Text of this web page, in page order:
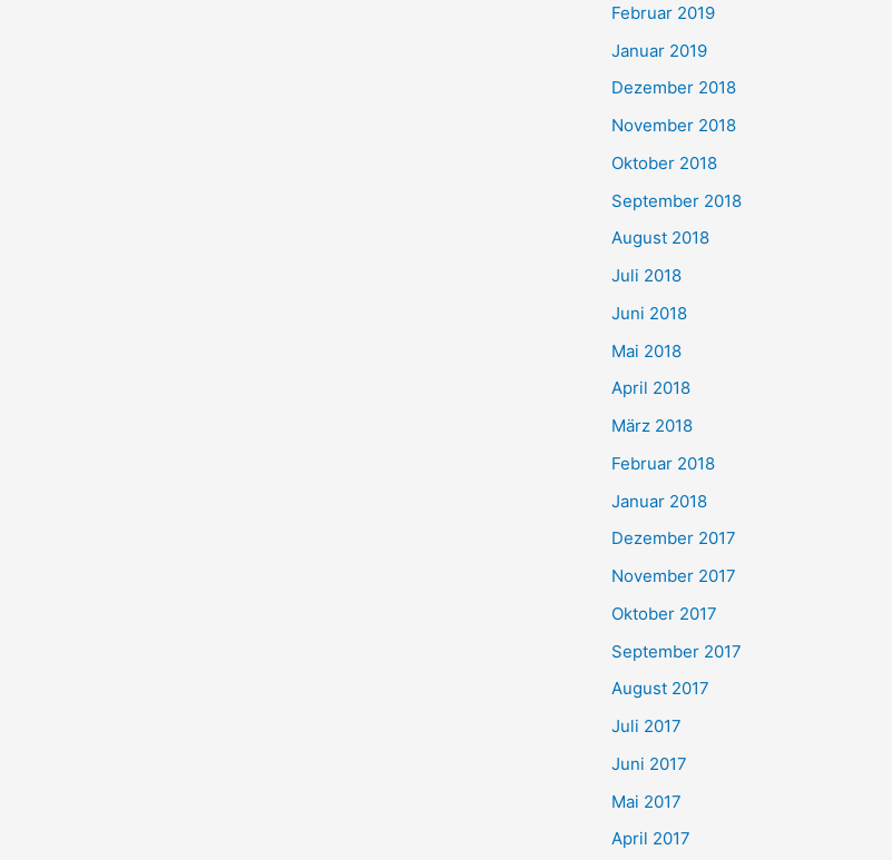
Februar 2019
Januar 2019
Dezember 2018
November 2018
Oktober 2018
September 2018
August 2018
Juli 2018
Juni 2018
Mai 2018
April 2018
März 2018
Februar 2018
Januar 2018
Dezember 2017
November 2017
Oktober 2017
September 2017
August 2017
Juli 2017
Juni 2017
Mai 2017
April 2017